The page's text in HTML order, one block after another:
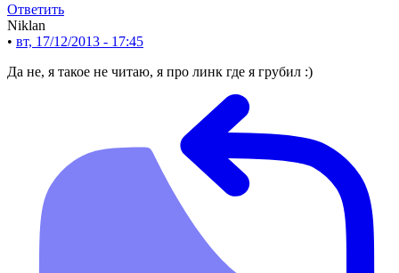
Ответить
Niklan
• вт, 17/12/2013 - 17:45
Да не, я такое не читаю, я про линк где я грубил :)